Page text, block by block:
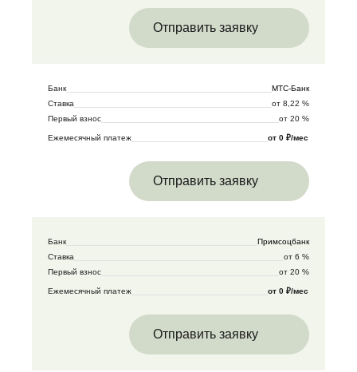
Отправить заявку
Банк
МТС-Банк
Ставка
от 8,22 %
Первый взнос
от 20 %
Ежемесячный платеж от 0 ₽/мес
Отправить заявку
Банк
Примсоцбанк
Ставка
от 6 %
Первый взнос
от 20 %
Ежемесячный платеж от 0 ₽/мес
Отправить заявку